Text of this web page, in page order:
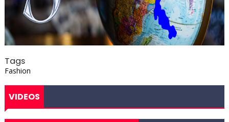
Tags
Fashion
VIDEOS